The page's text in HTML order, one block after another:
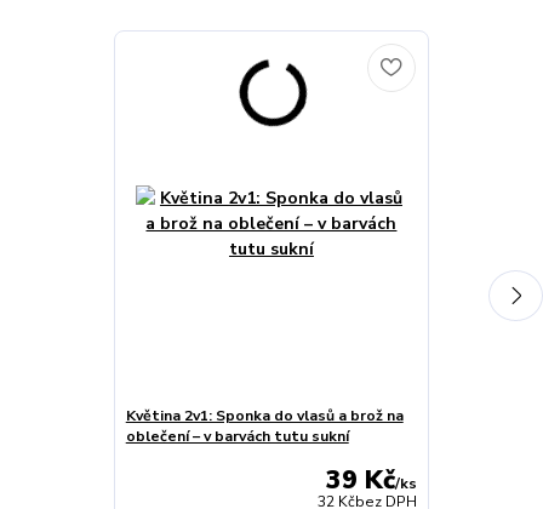
Květina 2v1: Sponka do vlasů a brož na
oblečení – v barvách tutu sukní
39 Kč/ks
32 Kčbez DPH